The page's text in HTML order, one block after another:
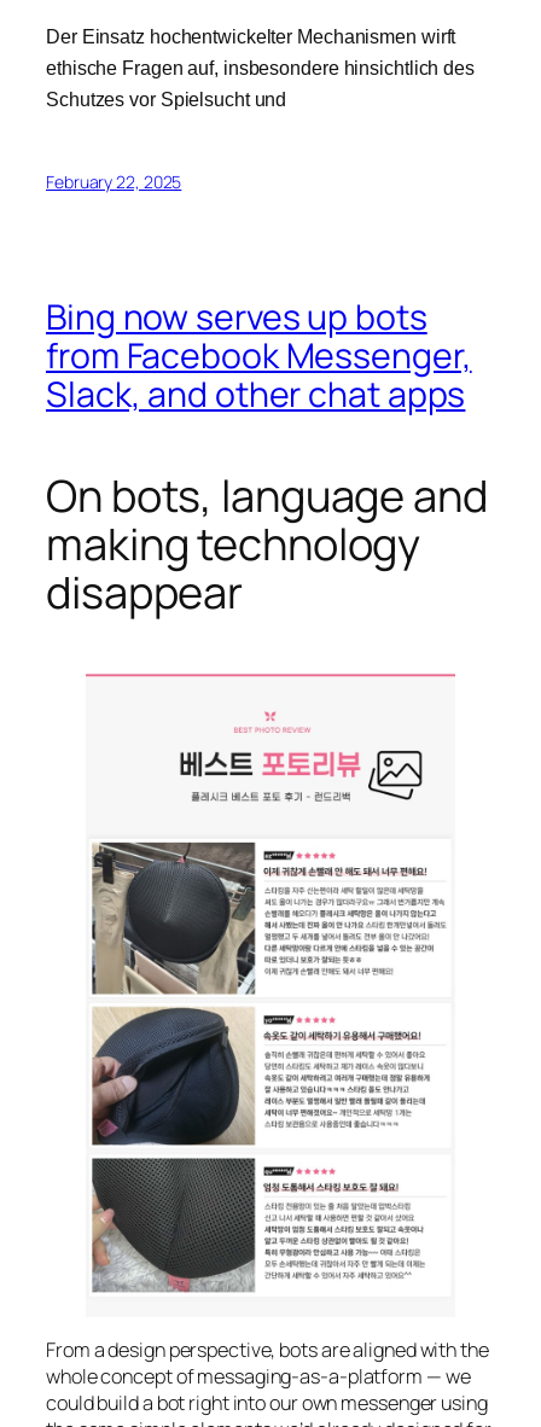
Der Einsatz hochentwickelter Mechanismen wirft
ethische Fragen auf, insbesondere hinsichtlich des
Schutzes vor Spielsucht und
February 22, 2025
Bing now serves up bots
from Facebook Messenger,
Slack, and other chat apps
On bots, language and
making technology
disappear
From a design perspective, bots are aligned with the
whole concept of messaging-as-a-platform — we
could build a bot right into our own messenger using